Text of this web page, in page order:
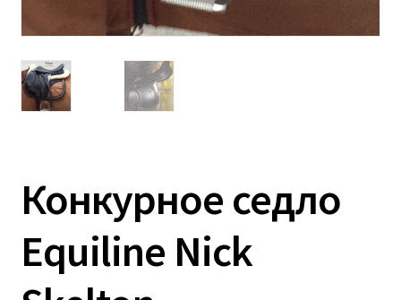
Конкурное седло
Equiline Nick